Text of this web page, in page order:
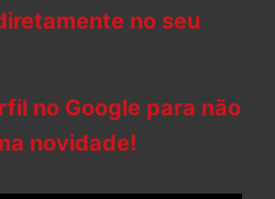
no seu
no Google para não
novidade!